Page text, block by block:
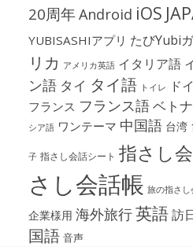
20周年Android iOS
YUBISASHIアプリ たびYubi
リカ アメリカ英語 イタリア語
ン語 タイ タイ語 トイレ ド
フランス フランス語ベト
シア語 ワンテーマ 中国語 台湾
子 指さし会話シート 指さし
さし会話帳 旅の指さ
企業様用 海外旅行英語訪
国語 音声